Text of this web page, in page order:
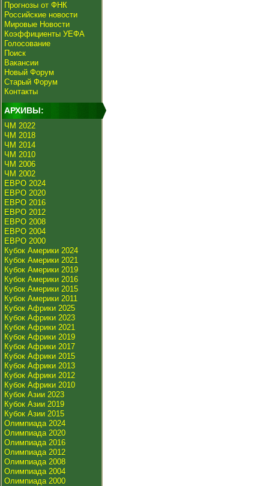
Прогнозы от ФНК
Российские новости
Мировые Новости
Коэффициенты УЕФА
Голосование
Поиск
Вакансии
Новый Форум
Старый Форум
Контакты
АРХИВЫ:
ЧМ 2022
ЧМ 2018
ЧМ 2014
ЧМ 2010
ЧМ 2006
ЧМ 2002
ЕВРО 2024
ЕВРО 2020
ЕВРО 2016
ЕВРО 2012
ЕВРО 2008
ЕВРО 2004
ЕВРО 2000
Кубок Америки 2024
Кубок Америки 2021
Кубок Америки 2019
Кубок Америки 2016
Кубок Америки 2015
Кубок Америки 2011
Кубок Африки 2025
Кубок Африки 2023
Кубок Африки 2021
Кубок Африки 2019
Кубок Африки 2017
Кубок Африки 2015
Кубок Африки 2013
Кубок Африки 2012
Кубок Африки 2010
Кубок Азии 2023
Кубок Азии 2019
Кубок Азии 2015
Олимпиада 2024
Олимпиада 2020
Олимпиада 2016
Олимпиада 2012
Олимпиада 2008
Олимпиада 2004
Олимпиада 2000